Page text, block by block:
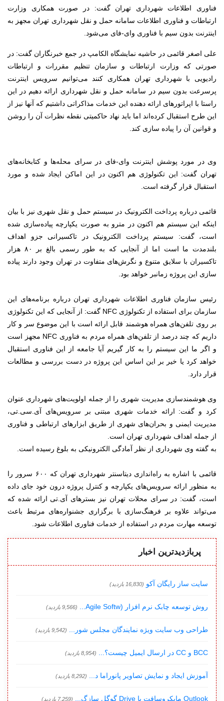
فناوری اطلاعات شهرداری تهران گفت: در صورت همکاری وزارت
ارتباطات و فناوری اطلاعات سامانه حمل و نقل شهرداری تهران مجهز به
اینترنت بدون سیم با فناوری وای-فای می‌شود.
علی اصغر قائمی در حاشیه نمایشگاه الکامپ در جمع خبرنگاران گفت: در
صورتی که وزارت ارتباطات و سازمان تنظیم مقررات و ارتباطات
رادیویی با شهرداری تهران همکاری کنند می‌توانیم سرویس اینترنت
پرسرعت بدون سیم در سامانه حمل و نقل شهرداری ارائه دهیم در این
راستا با اپراتورهای ارائه دهنده این خدمات مذاکراتی داشتیم که آنها نیز از
این طرح استقبال کرده‌اند اما باید نهاد حاکمیتی نقطه نظرات آن را روشن
و قوانین آن را پیاده سازی کند.
وی در مورد پوشش اینترنت وای-فای در سرای محله‌ها و کتابخانه‌های
تهران گفت: این تکنولوژی هم اکنون در این اماکن ایجاد شده و مورد
استقبال قرار گرفته است.
قائمی درباره پرداخت الکترونیک در سیستم حمل و نقل شهری نیز با بیان
اینکه این سیستم هم اکنون در مترو به صورت یکپارچه پیاده‌سازی شده
است، گفت: سیستم پرداخت الکترونیک در تاکسیرانی جزو اهداف
بلندمدت ما است اما از آنجایی که به طور رسمی بالغ بر ۸۰ هزار
تاکسیران با سلایق متنوع و نگرش‌های متفاوت در تهران وجود دارند پیاده
سازی این پروژه زمانبر خواهد بود.
رئیس سازمان فناوری اطلاعات شهرداری تهران درباره برنامه‌های این
سازمان برای استفاده از تکنولوژی NFC گفت: از آنجایی که این تکنولوژی
بر روی تلفن‌های همراه هوشمند قابل ارائه است با این موضوع سر و کار
داریم که چند درصد از تلفن‌های همراه مردم به فناوری NFC مجهز است
و اگر ما این سیستم را به کار گیریم آیا جامعه از این فناوری استقبال
خواهد کرد یا خیر بر این اساس این پروژه در دست بررسی و مطالعات
قرار دارد.
وی هوشمندسازی مدیریت شهری را از جمله اولویت‌های شهرداری عنوان
کرد و گفت: ارائه خدمات شهری مبتنی بر سرویس‌های آی.سی.تی،
مدیریت ایمنی و بحران‌های شهری از طریق ابزارهای ارتباطی و فناوری
از جمله اهداف شهرداری تهران است.
به گفته وی شهرداری از نظر آمادگی الکترونیکی به بلوغ رسیده است.
قائمی با اشاره به راه‌اندازی دیتاسنتر شهرداری تهران که ۶۰۰ سرور را
به منظور ارائه سرویس‌های یکپارچه و کنترل پروژه درون خود جای داده
است، گفت: در سرای محلات تهران نیز بسترهای آی.تی ارائه شده که
می‌تواند علاوه بر فرهنگ‌سازی با برگزاری جشنواره‌های مرتبط باعث
توسعه مهارت مردم در استفاده از خدمات فناوری اطلاعات شود.
پربازدیدترین اخبار
سایت ساز رایگان آکو (16,830 بازدید)
روش توسعه چابک نرم افزار (Agile Softw... (9,566 بازدید)
طراحی وب سایت ویژه نمایندگان مجلس شور... (9,542 بازدید)
BCC و CC در ارسال ایمیل چیست؟... (8,954 بازدید)
آموزش ایجاد و نمایش تصاویر پانوراما د... (8,292 بازدید)
Outlook مایکروسافت با Drive گوگل سازگ... (7,259 بازدید)